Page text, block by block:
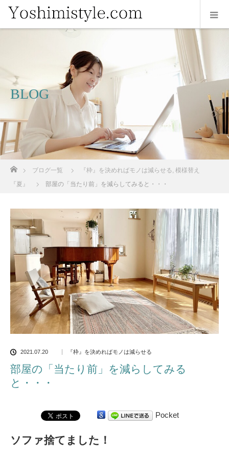
BLOG
ブログ一覧 『枠』を決めればモノは減らせる, 模様替え
『夏』
部屋の「当たり前」を減らしてみると・・・
2021.07.20 『枠』を決めればモノは減らせる
部屋の「当たり前」を減らしてみる
と・・・
Pocket
ソファ捨てました！